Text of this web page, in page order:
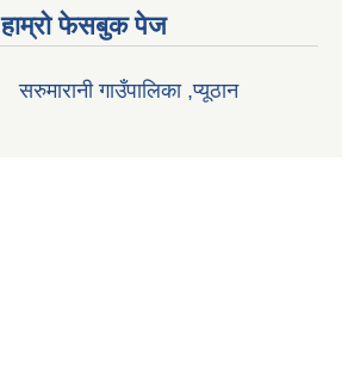
हाम्राे फेसबुक पेज
सरुमारानी गाउँपालिका ,प्यूठान